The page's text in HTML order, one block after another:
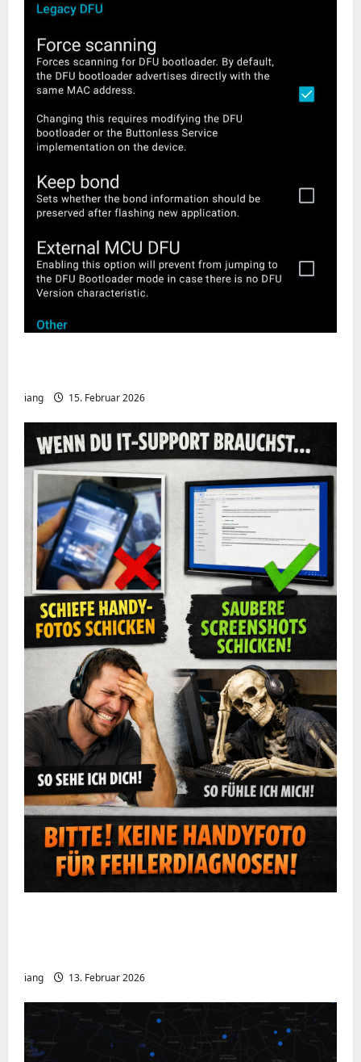
iang 15. Februar 2026
iang 13. Februar 2026